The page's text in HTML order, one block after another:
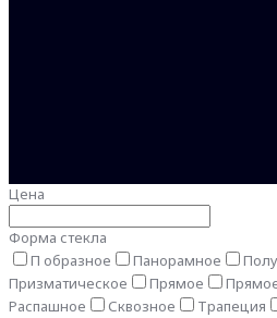
Цена
Форма стекла
П образное
Панорамное
Призматическое
Прямое
Распашное
Сквозное Трапеция